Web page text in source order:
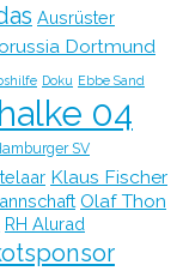
Ausrüster
Dortmund
Doku Ebbe Sand
04
SV
Klaus Fischer
Olaf Thon
RH Alurad